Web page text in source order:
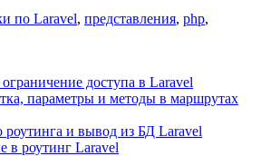
по Laravel, представления, php,
доступа в Laravel
параметры и методы в маршрутах
и вывод из БД Laravel
в роутинг Laravel